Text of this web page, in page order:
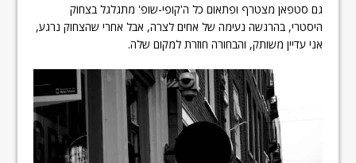
גם סטפאן מצטרף ופתאום כל ה'קופי-שופ' מתגלגל בצחוק
היסטרי, בהרגשה נעימה של אחים לצרה, אבל אחרי שהצחוק נרגע,
אני עדיין משותק, והבחורה חוזרת למקום שלה.